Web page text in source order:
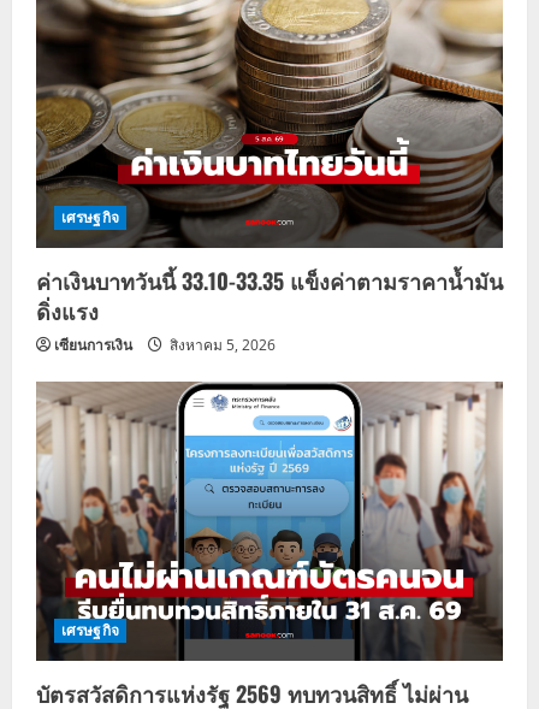
เศรษฐกิจ
ค่าเงินบาทวันนี้ 33.10-33.35 แข็งค่าตามราคาน้ำมัน
ดิ่งแรง
เซียนการเงิน สิงหาคม 5, 2026
เศรษฐกิจ
บัตรสวัสดิการแห่งรัฐ 2569 ทบทวนสิทธิ์ ไม่ผ่าน